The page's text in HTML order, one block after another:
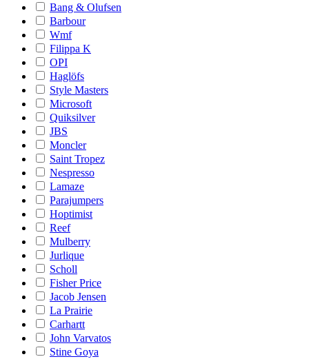
Bang & Olufsen
Barbour
Wmf
Filippa K
OPI
Haglöfs
Style Masters
Microsoft
Quiksilver
JBS
Moncler
Saint Tropez
Nespresso
Lamaze
Parajumpers
Hoptimist
Reef
Mulberry
Jurlique
Scholl
Fisher Price
Jacob Jensen
La Prairie
Carhartt
John Varvatos
Stine Goya